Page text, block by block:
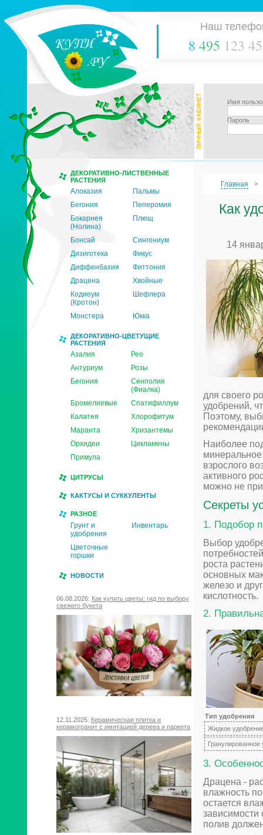
Наш
8 495 123
Имя
Пароль
ДЕКОРАТИВНО-ЛИСТВЕННЫЕ
РАСТЕНИЯ
Алоказия
Пальмы
Бегония
Пеперомия
Бокарнея
(Нолина)
Плющ
Бонсай
Сингониум
Дизиготека
Фикус
Диффенбахия
Фиттония
Драцена
Хвойные
Кодиеум
(Кротон)
Шефлера
Монстера Юкка
ДЕКОРАТИВНО-ЦВЕТУЩИЕ
РАСТЕНИЯ
Азалия
Рео
Антуриум
Розы
Бегония
Сенполия
(Фиалка)
Бромелиевые
Спатифиллум
Калатея
Хлорофитум
Маранта
Хризантемы
Орхидеи
Цикламены
Примула
ЦИТРУСЫ
КАКТУСЫ И СУККУЛЕНТЫ
РАЗНОЕ
Грунт и
удобрения
Инвентарь
Цветочные
горшки
НОВОСТИ
06.08.2026: Как купить цветы: гид по выбору
свежего букета
12.11.2025: Керамическая плитка и
керамогранит с имитацией дерева и паркета
Главная
Как
14
для своего
удобрений,
Поэтому,
Наиболее
взрослого
активного
можно не
Секреты
1. Подобор
Выбор
роста
основных
железо и
кислотность.
2.
Тип удобрения
Жидкое
Гранулированное
3.
Драцена -
влажность
остается
зависимости
полив